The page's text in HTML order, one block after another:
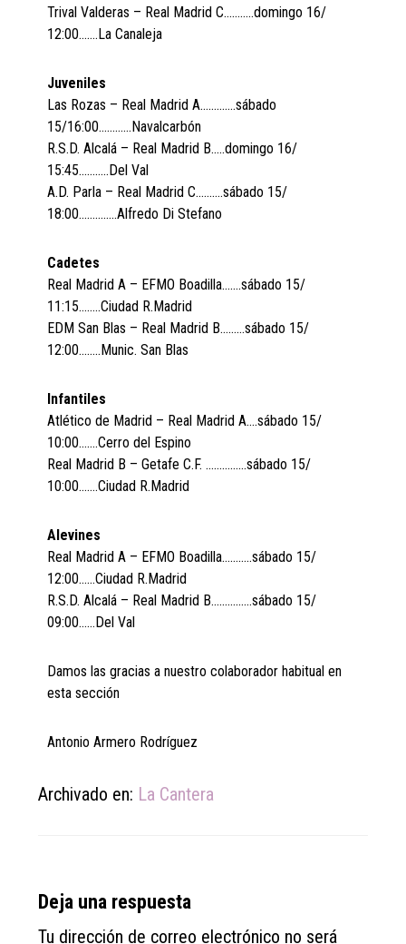
Trival Valderas – Real Madrid C………..domingo 16/
12:00…….La Canaleja
Juveniles
Las Rozas – Real Madrid A………….sábado
15/16:00…………Navalcarbón
R.S.D. Alcalá – Real Madrid B…..domingo 16/
15:45………..Del Val
A.D. Parla – Real Madrid C……….sábado 15/
18:00…………..Alfredo Di Stefano
Cadetes
Real Madrid A – EFMO Boadilla…….sábado 15/
11:15……..Ciudad R.Madrid
EDM San Blas – Real Madrid B………sábado 15/
12:00……..Munic. San Blas
Infantiles
Atlético de Madrid – Real Madrid A….sábado 15/
10:00…….Cerro del Espino
Real Madrid B – Getafe C.F. ……………sábado 15/
10:00…….Ciudad R.Madrid
Alevines
Real Madrid A – EFMO Boadilla………..sábado 15/
12:00……Ciudad R.Madrid
R.S.D. Alcalá – Real Madrid B……………sábado 15/
09:00……Del Val
Damos las gracias a nuestro colaborador habitual en
esta sección
Antonio Armero Rodríguez
Archivado en: La Cantera
Reader
Interactions
Deja una respuesta
Tu dirección de correo electrónico no será